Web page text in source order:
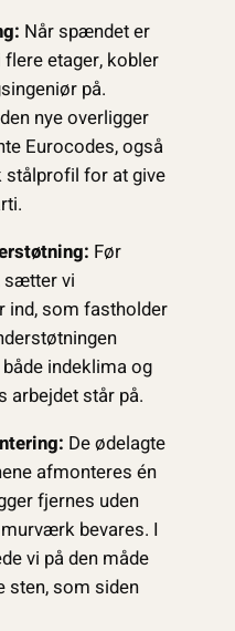
Når spændet er
etager, kobler
på.
nye overligger
Eurocodes, også
stålprofil for at give
Før
sætter vi
ind, som fastholder
indeklima og
arbejdet står på.
De ødelagte
afmonteres én
fjernes uden
bevares. I
vi på den måde
sten, som siden